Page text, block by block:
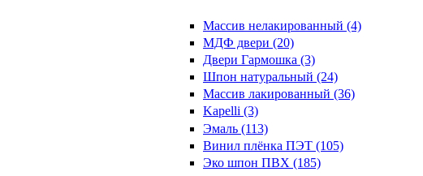
Массив нелакированный (4)
МДФ двери (20)
Двери Гармошка (3)
Шпон натуральный (24)
Массив лакированный (36)
Kapelli (3)
Эмаль (113)
Винил плёнка ПЭТ (105)
Эко шпон ПВХ (185)